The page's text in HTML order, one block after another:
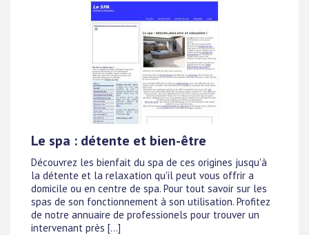
Le spa : détente et bien-être
Découvrez les bienfait du spa de ces origines jusqu'à
la détente et la relaxation qu'il peut vous offrir a
domicile ou en centre de spa. Pour tout savoir sur les
spas de son fonctionnement à son utilisation. Profitez
de notre annuaire de professionels pour trouver un
intervenant près [...]